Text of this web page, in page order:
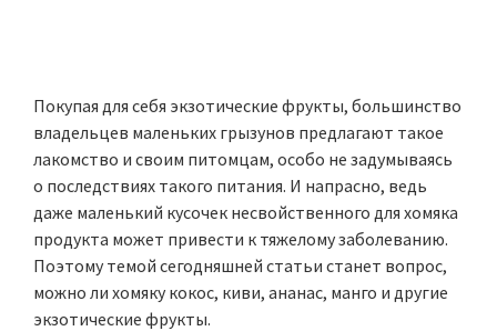
Покупая для себя экзотические фрукты, большинство
владельцев маленьких грызунов предлагают такое
лакомство и своим питомцам, особо не задумываясь
о последствиях такого питания. И напрасно, ведь
даже маленький кусочек несвойственного для хомяка
продукта может привести к тяжелому заболеванию.
Поэтому темой сегодняшней статьи станет вопрос,
можно ли хомяку кокос, киви, ананас, манго и другие
экзотические фрукты.